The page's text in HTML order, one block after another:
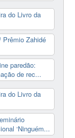
do Livro da
Prêmio Zahidé
paredão:
de rec...
do Livro da
‘Ninguém...